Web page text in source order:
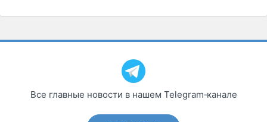
Все главные новости в нашем Telegram‑канале